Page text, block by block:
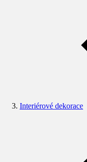
Interiérové dekorace